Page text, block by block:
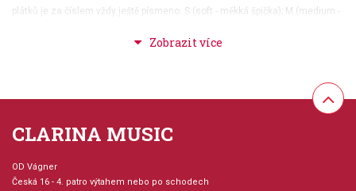
plátků je za číslem vždy ještě písmeno: S (soft - měkká špička); M (medium -
obrovský význam pro tvorbu tónu. Všem saxofonistům můžeme tyto plátky
vyjímečná možnost kontroly zvuku
výběrové dřevo pro dlouhou životnost
balení 5 kusů
CLARINA MUSIC
OD Vágner
Česká 16 - 4. patro výtahem nebo po schodech